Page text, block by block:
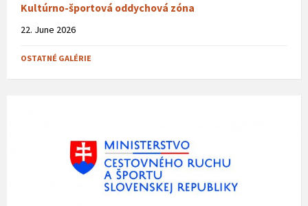
Kultúrno-športová oddychová zóna
22. June 2026
OSTATNÉ GALÉRIE